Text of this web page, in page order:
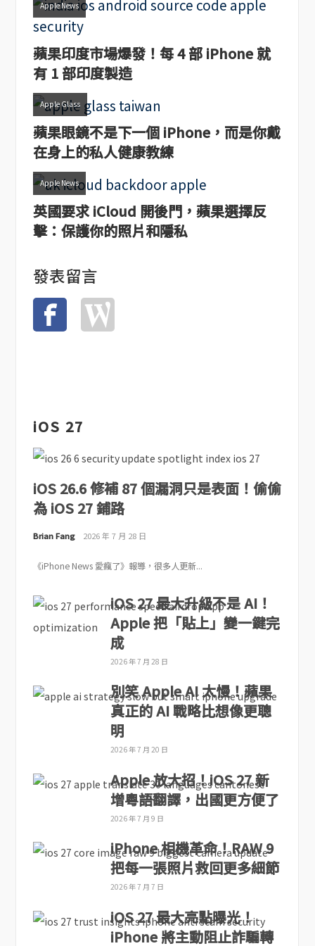
Apple News
蘋果印度市場爆發！每 4 部 iPhone 就
有 1 部印度製造
Apple Glass
蘋果眼鏡不是下一個 iPhone，而是你戴
在身上的私人健康教練
Apple News
英國要求 iCloud 開後門，蘋果選擇反
擊：保護你的照片和隱私
發表留言
iOS 27
iOS 26.6 修補 87 個漏洞只是表面！偷偷
為 iOS 27 鋪路
Brian Fang 2026 年 7 月 28 日
《iPhone News 愛瘋了》報導，很多人更新...
iOS 27 最大升級不是 AI！
Apple 把「貼上」變一鍵完
成
2026 年 7 月 28 日
別笑 Apple AI 太慢！蘋果
真正的 AI 戰略比想像更聰
明
2026 年 7 月 20 日
Apple 放大招！iOS 27 新
增粵語翻譯，出國更方便了
2026 年 7 月 9 日
iPhone 相機革命！RAW 9
把每一張照片救回更多細節
2026 年 7 月 7 日
iOS 27 最大亮點曝光！
iPhone 將主動阻止詐騙轉